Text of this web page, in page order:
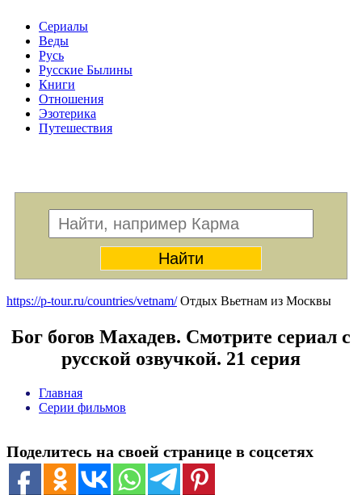
Сериалы
Веды
Русь
Русские Былины
Книги
Отношения
Эзотерика
Путешествия
https://p-tour.ru/countries/vetnam/Отдых Вьетнам из Москвы
Бог богов Махадев. Смотрите сериал с
русской озвучкой. 21 серия
Главная
Серии фильмов
Поделитесь на своей странице в соцсетях